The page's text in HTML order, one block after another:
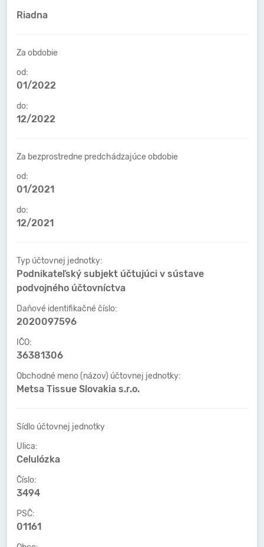
Riadna
Za obdobie
od:
01/2022
do:
12/2022
Za bezprostredne predchádzajúce obdobie
od:
01/2021
do:
12/2021
Typ účtovnej jednotky:
Podnikateľský subjekt účtujúci v sústave
podvojného účtovníctva
Daňové identifikačné číslo:
2020097596
IČO:
36381306
Obchodné meno (názov) účtovnej jednotky:
Metsa Tissue Slovakia s.r.o.
Sídlo účtovnej jednotky
Ulica:
Celulózka
Číslo:
3494
PSČ:
01161